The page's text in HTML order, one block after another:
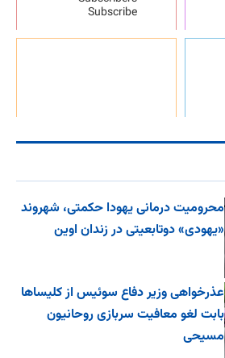
Subscribe
محرومیت درمانی یهودا حکمتی، شهروند
«یهودی» دوتابعیتی در زندان اوین
عذرخواهی وزیر دفاع سوئیس از کلیساها
بابت لغو معافیت سربازی روحانیون
مسیحی